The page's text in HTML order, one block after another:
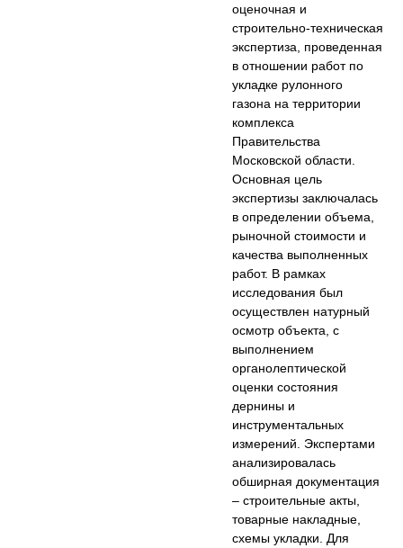
оценочная и
строительно-техническая
экспертиза, проведенная
в отношении работ по
укладке рулонного
газона на территории
комплекса
Правительства
Московской области.
Основная цель
экспертизы заключалась
в определении объема,
рыночной стоимости и
качества выполненных
работ. В рамках
исследования был
осуществлен натурный
осмотр объекта, с
выполнением
органолептической
оценки состояния
дернины и
инструментальных
измерений. Экспертами
анализировалась
обширная документация
– строительные акты,
товарные накладные,
схемы укладки. Для